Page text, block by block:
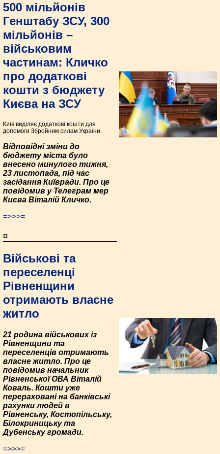
500 мільйонів
Генштабу ЗСУ, 300
мільйонів –
військовим
частинам: Кличко
про додаткові
кошти з бюджету
Києва на ЗСУ
Київ виділяє додаткові кошти для
допомоги Збройним силам України.
Відповідні зміни до
бюджету міста було
внесено минулого тижня,
23 листопада, під час
засідання Київради. Про це
повідомив у Телеграм мер
Києва Віталій Кличко.
=>>>=
¤
Військові та
переселенці
Рівненщини
отримають власне
житло
21 родина військових із
Рівненщини та
переселенців отримають
власне житло. Про це
повідомив начальник
Рівненської ОВА Віталій
Коваль. Кошти уже
перераховані на банківські
рахунки людей в
Рівненську, Костопільську,
Білокриницьку та
Дубенську громади.
=>>>=